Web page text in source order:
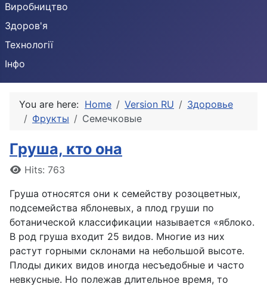
Виробництво
Здоров'я
Технології
Інфо
You are here: Home Version RU
Здоровье
Фрукты
Семечковые
Груша, кто она
DetailsHits: 763
Груша относятся они к семейству розоцветных,
подсемейства яблоневых, а плод груши по
ботанической классификации называется «яблоко.
В род груша входит 25 видов. Многие из них
растут горными склонами на небольшой высоте.
Плоды диких видов иногда несъедобные и часто
невкусные. Но полежав длительное время, то